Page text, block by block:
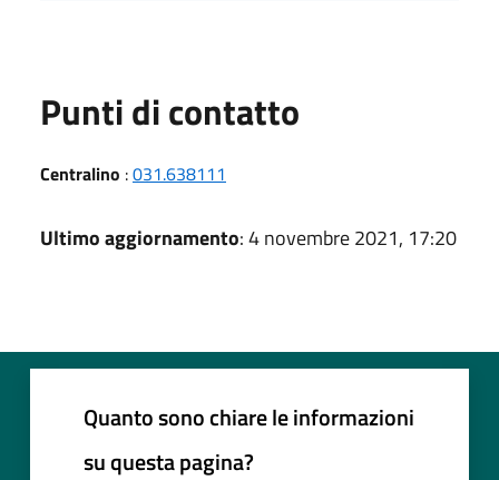
Punti di contatto
Centralino :031.638111
Ultimo aggiornamento: 4 novembre 2021, 17:20
Quanto sono chiare le informazioni
su questa pagina?